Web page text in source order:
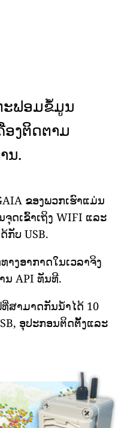
ຟອມຂໍ້ມູນ
ອງຕິດຕາມ
ນ.
ຂອງພວກເຮົາແມ່ນ
ດເຂົ້າເຖິງ WIFI ແລະ
ກັບ USB.
ງອາກາດໃນເວລາຈິງ
ນ API ທັນທີ.
ສາມາດກັນນ້ໍາໄດ້ 10
ອຸປະກອນຕິດຕັ້ງແລະ